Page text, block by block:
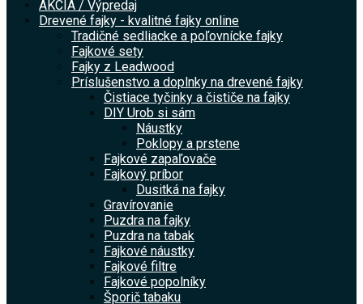
AKCIA / Výpredaj
Drevené fajky - kvalitné fajky online
Tradičné sedliacke a poľovnícke fajky
Fajkové sety
Fajky z Leadwood
Príslušenstvo a doplnky na drevené fajky
Čistiace tyčinky a čističe na fajky
DIY Urob si sám
Náustky
Poklopy a prstene
Fajkové zapaľovače
Fajkový príbor
Dusitká na fajky
Gravírovanie
Puzdra na fajky
Puzdra na tabak
Fajkové náustky
Fajkové filtre
Fajkové popolníky
Šporič tabaku